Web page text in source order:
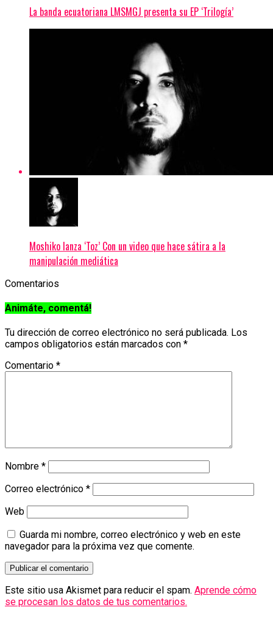
La banda ecuatoriana LMSMGJ presenta su EP ‘Trilogía’
Moshiko lanza ‘Toz’ Con un video que hace sátira a la
manipulación mediática
Comentarios
Animáte, comentá!
Tu dirección de correo electrónico no será publicada. Los
campos obligatorios están marcados con *
Comentario *
Nombre *
Correo electrónico *
Web
Guarda mi nombre, correo electrónico y web en este
navegador para la próxima vez que comente.
Este sitio usa Akismet para reducir el spam. Aprende cómo
se procesan los datos de tus comentarios.